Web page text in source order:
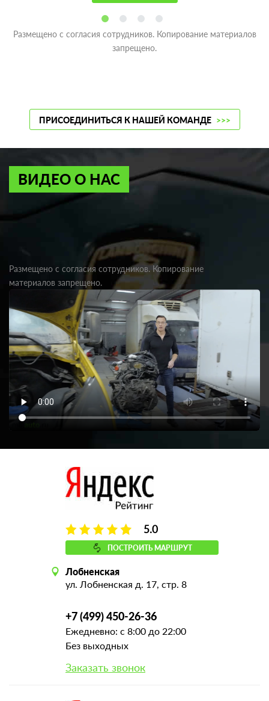
Размещено с согласия сотрудников. Копирование материалов
запрещено.
ПРИСОЕДИНИТЬСЯ К НАШЕЙ КОМАНДЕ >>>
ВИДЕО О НАС
Размещено с согласия сотрудников. Копирование
материалов запрещено.
5.0
ПОСТРОИТЬ МАРШРУТ
Лобненская
ул. Лобненская д. 17, стр. 8
+7 (499) 450-26-36
Ежедневно: с 8:00 до 22:00
Без выходных
Заказать звонок